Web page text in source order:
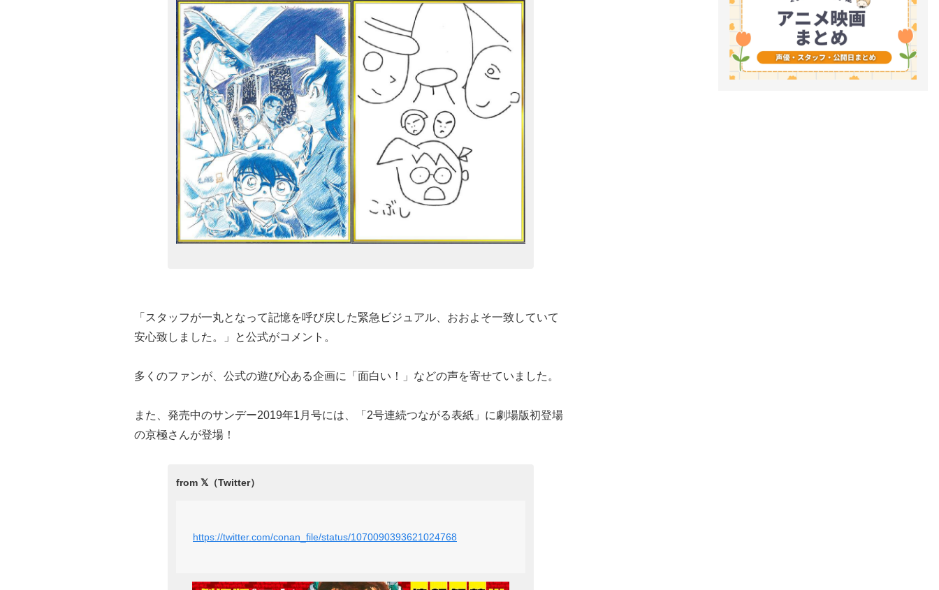
「スタッフが一丸となって記憶を呼び戻した緊急ビジュアル、おおよそ一致していて
安心致しました。」と公式がコメント。
多くのファンが、公式の遊び心ある企画に「面白い！」などの声を寄せていました。
また、発売中のサンデー2019年1月号には、「2号連続つながる表紙」に劇場版初登場
の京極さんが登場！
https://twitter.com/conan_file/status/1070090393621024768